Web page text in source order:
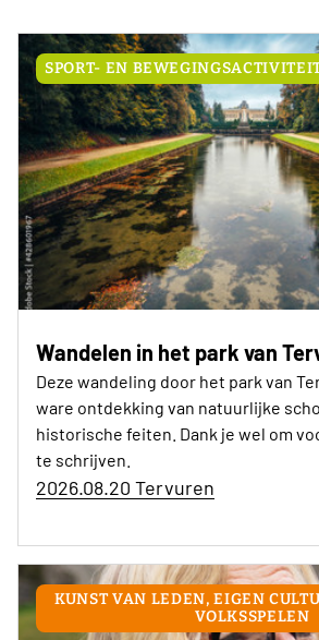
SPORT- EN
Wandelen in het park van
Deze wandeling door het park van
ware ontdekking van natuurlijke
historische feiten. Dank je wel om
te schrijven.
2026.08.20 Tervuren
KUNST VAN LEDEN, EIGEN
VOLKSSPELEN